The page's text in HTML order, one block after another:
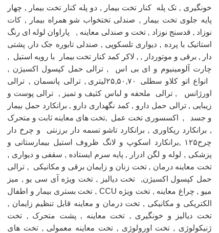
خونگیری , تک پله کنار تخت بیمار , دو پله کنار تخت بیمار , چهار
پایه جلوی تخت بیمار , صندلی تختخواب شو همراه بیمار , کات
نوزاد , قدسنج نوزاد , تخت و صندلی معاینه , پاراوان لوله ای رنگ
استاتیک با پرده , دیواری تلسکوپی , صندلی تابوره جک دار, پشتی
دار , برقی و موتوردار , , لاکر کمد کنار تخت بیمار با رویه استیل ,
چارت آلومینیوم و ای بی اس , ترالی حمل کپسول اکسیژن ,
انواع اتو کلاو سطلی ۲۵,۵۰,۷۰لیتری , ترالی پانسمان , ترالی
اورژانس , ترالی ملحفه و لباس کثیف و تمیز , ترالی پوست و
زیبایی , ترالی حمل دارو , کمد نگهداری دارو , برانکارد حمل بیمار
و جسد , اکسسوری تخت عمل ,تخت های معاینه ثابت و متحرک
, برانکارد ریکاوری , برانکارد تاشو تسمه دار برزنتی و چرخ دار
چرخ۱۲۵ ,برانکارد اسکوپ و لانگ ظروف استیل بیمارستانی و
پزشکی , لوله و لگن ادرار , پایه سرم ایستاده , سقفی و دیواری ,
تخت معاینه درمان , تخت زنان و زایمان برقی و مکانیکی , ترالی
حمل کپسول اکسیژن, تخت دیالیز , تخت ویژه آی سی یو , میز
میو , چراغ معاینه , تخت ویژه CCU , تخت بستری بیمار و اطفال
الکتریکی و مکانیکی , تخت درمان و معاینه قابل تنظیم زایمان ,
تخت دیالیز و خونگیری , تخت معاینه , پشت متحرک , تخت
ژنیکولوژی , تخت اورولوژی , تخت معاینه معمولی , تخت های